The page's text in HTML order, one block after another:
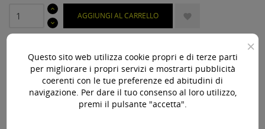
AGGIUNGI AL CARRELLO 
Acquista 119,00 € (iva incl.) di prodotti per ottenere la
spedizione gratuita!
×
Questo sito web utilizza cookie propri e di terze parti
per migliorare i propri servizi e mostrarti pubblicità
coerenti con le tue preferenze ed abitudini di
navigazione. Per dare il tuo consenso al loro utilizzo,
premi il pulsante "accetta".